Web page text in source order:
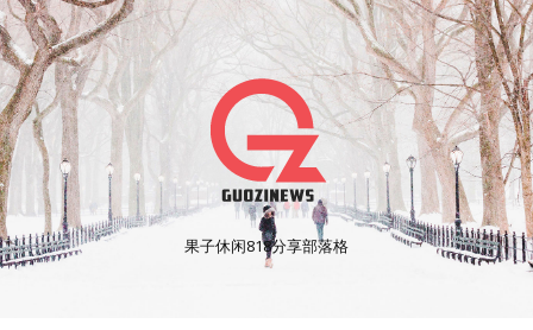
果子休闲818分享部落格